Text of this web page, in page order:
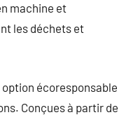
machine et
les déchets et
écoresponsable
Conçues à partir de